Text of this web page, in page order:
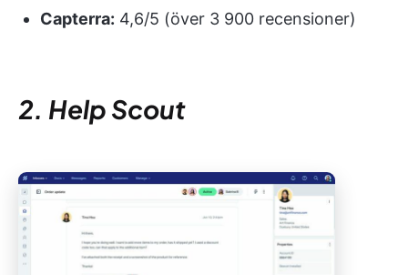
Capterra: 4,6/5 (över 3 900 recensioner)
2. Help Scout